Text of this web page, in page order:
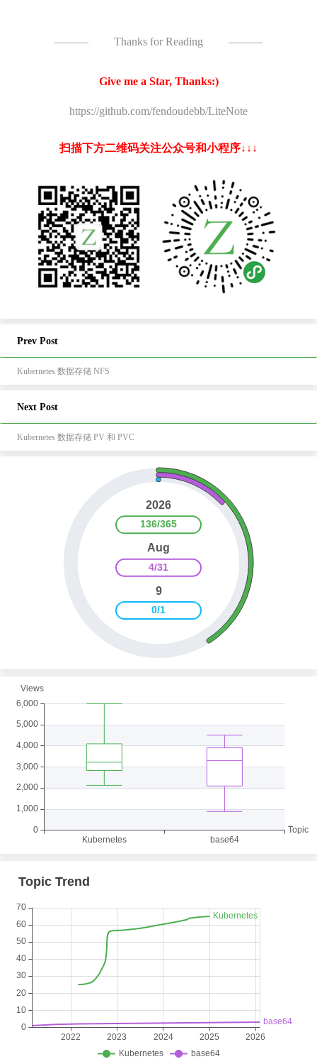
——— Thanks for Reading ———
Give me a Star, Thanks:)
https://github.com/fendoudebb/LiteNote
扫描下方二维码关注公众号和小程序↓↓↓
Prev Post
Kubernetes 数据存储 NFS
Next Post
Kubernetes 数据存储 PV 和 PVC